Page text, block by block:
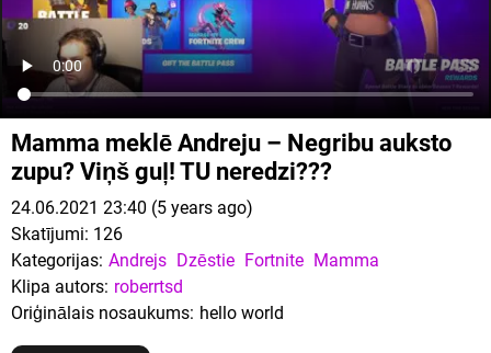
Mamma meklē Andreju – Negribu auksto
zupu? Viņš guļ! TU neredzi???
24.06.2021 23:40 (5 years ago)
Skatījumi: 126
Kategorijas: Andrejs Dzēstie Fortnite Mamma
Klipa autors: roberrtsd
Oriģinālais nosaukums: hello world